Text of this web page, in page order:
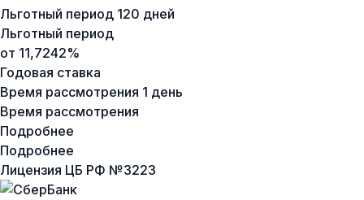
Льготный период 120 дней
Льготный период
от 11,7242%
Годовая ставка
Время рассмотрения 1 день
Время рассмотрения
Подробнее
Подробнее
Лицензия ЦБ РФ №3223